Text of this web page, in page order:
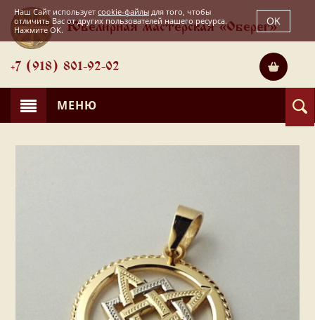
Ювелирная мастерская «Оберег»
+7 (918) 801-92-02
МЕНЮ
Наш Сайт использует cookie-файлы для того, чтобы
отличить Вас от других пользователей нашего ресурса.
Нажмите OK.
OK